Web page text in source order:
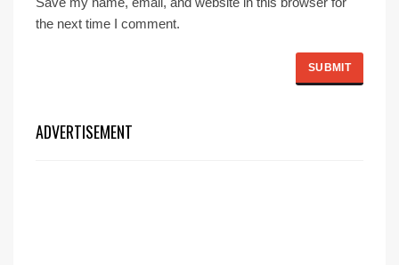
the next time I comment.
ADVERTISEMENT